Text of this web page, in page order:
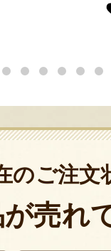
のご注文
売れ